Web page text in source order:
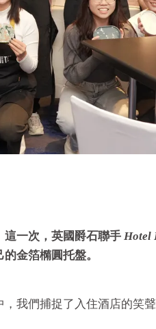
一次，英國爵石聯手 Hotel
金箔橢圓托盤。
我們捕捉了入住酒店的笑